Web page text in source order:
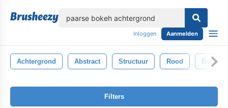
Inloggen Aanmelden
Achtergrond Abstract Structuur Rood Behang
Filters